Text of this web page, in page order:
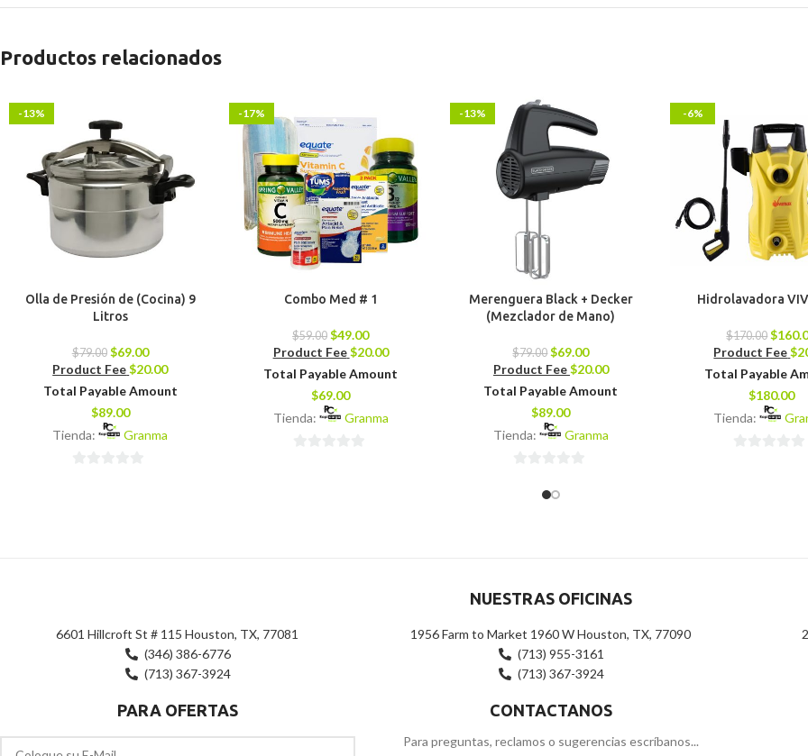
Productos relacionados
-13%
Olla de Presión de (Cocina) 9
Litros
$79.00 $69.00
Product Fee$20.00
Total Payable Amount
$89.00
Tienda:
Granma
-17%
Combo Med # 1
$59.00 $49.00
Product Fee $20.00
Total Payable Amount
$69.00
Tienda:
Granma
-13%
Merenguera Black + Decker
(Mezclador de Mano)
$79.00 $69.00
Product Fee$20.00
Total Payable Amount
$89.00
Tienda:
Granma
-6%
Hidrolavadora
$170.00 $
Product Fee$
Total Payable
$180.00
Tienda:
NUESTRAS OFICINAS
6601 Hillcroft St # 115 Houston, TX, 77081
(346) 386-6776
(713) 367-3924
1956 Farm to Market 1960 W Houston, TX, 77090
(713) 955-3161
(713) 367-3924
PARA OFERTAS CONTACTANOS
Para preguntas, reclamos o sugerencias escríbanos...